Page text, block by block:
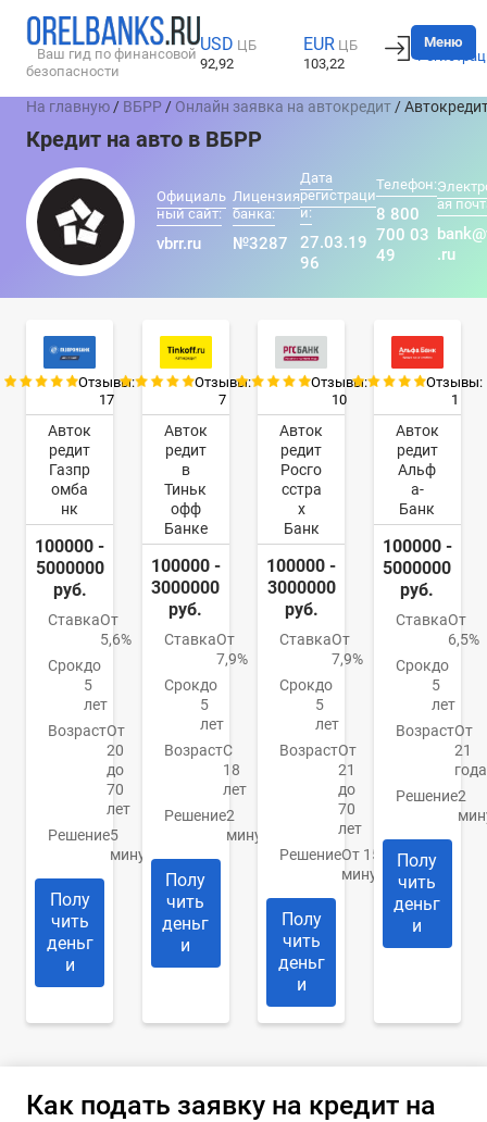
Ваш гид по финансовой
безопасности
USD ЦБ
92,92
EUR ЦБ
103,22
Вход
Меню
На главную / ВБРР / Онлайн заявка на автокредит /
Кредит на авто в ВБРР
Официаль
ный сайт:
vbrr.ru
Лицензия
банка:
№3287
Дата
регистраци
и:
27.03.19
96
Телефон:
8 800
700 03
49
ая
.ru
Отзывы:
17
Авток
редит
Газпр
омба
нк
100000 -
5000000
руб.
СтавкаОт
5,6%
Срокдо
5
лет
ВозрастОт
20
до
70
лет
Решение5
минут
Полу
чить
деньг
и
Отзывы:
7
Авток
редит
в
Тиньк
офф
Банке
100000 -
3000000
руб.
СтавкаОт
7,9%
Срокдо
5
лет
ВозрастС
18
лет
Решение2
минуты
Полу
чить
деньг
и
Отзывы:
10
Авток
редит
Росго
сстра
х
Банк
100000 -
3000000
руб.
СтавкаОт
7,9%
Срокдо
5
лет
ВозрастОт
21
до
70
лет
РешениеОт 15
минут
Полу
чить
деньг
и
Отзывы:
1
Авток
редит
Альф
а-
Банк
100000 -
5000000
руб.
СтавкаОт
6,5%
Срокдо
5
лет
ВозрастОт
21
года
Решение2
Полу
чить
деньг
и
Как подать заявку на кредит на